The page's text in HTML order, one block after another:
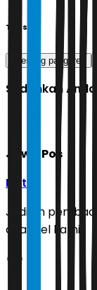
Tags
kaesang pangarep
Sudahkah
Jawa Pos
Ikuti
Jadilah
channel kami!